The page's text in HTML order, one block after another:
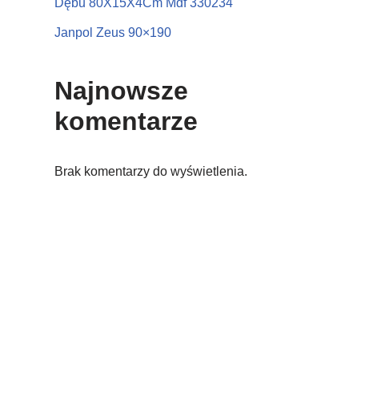
Dębu 80X15X4Cm Mdf 330234
Janpol Zeus 90×190
Najnowsze
komentarze
Brak komentarzy do wyświetlenia.